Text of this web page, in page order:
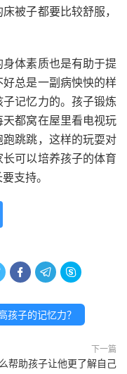
被子都要比较舒服，
体素质也是有助于提
总是一副病怏怏的样
记忆力的。孩子锻炼
都窝在屋里看电视玩
跳跳，这样的玩耍对
可以培养孩子的体育
支持。
  
孩子的记忆力？
下一篇
帮助孩子让他更了解自己